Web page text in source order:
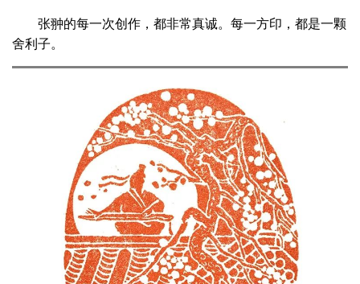
张翀的每一次创作，都非常真诚。每一方印，都是一颗
舍利子。